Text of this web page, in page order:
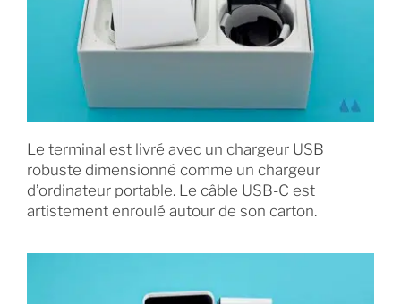
Le terminal est livré avec un chargeur USB
robuste dimensionné comme un chargeur
d’ordinateur portable. Le câble USB-C est
artistement enroulé autour de son carton.